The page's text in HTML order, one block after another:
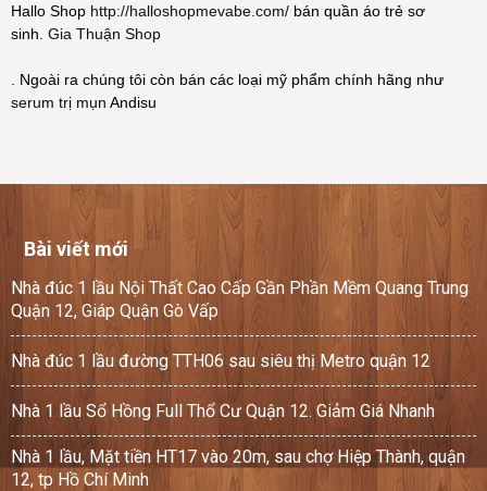
Hallo Shop http://halloshopmevabe.com/ bán quần áo trẻ sơ
sinh. Gia Thuận Shop
. Ngoài ra chúng tôi còn bán các loại mỹ phẩm chính hãng như
serum trị mụn Andisu
Bài viết mới
Nhà đúc 1 lầu Nội Thất Cao Cấp Gần Phần Mềm Quang Trung
Quận 12, Giáp Quận Gò Vấp
Nhà đúc 1 lầu đường TTH06 sau siêu thị Metro quận 12
Nhà 1 lầu Sổ Hồng Full Thổ Cư Quận 12. Giảm Giá Nhanh
Nhà 1 lầu, Mặt tiền HT17 vào 20m, sau chợ Hiệp Thành, quận
12, tp Hồ Chí Minh